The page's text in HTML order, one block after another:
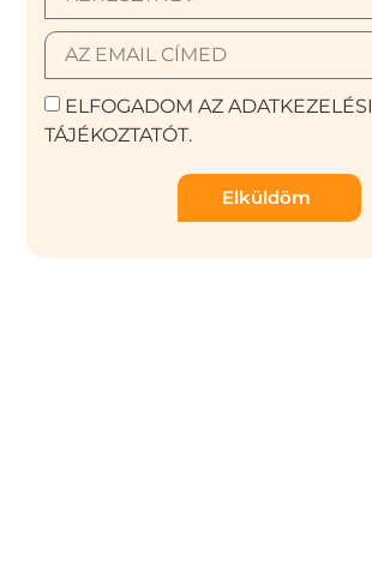
ELFOGADOM AZ ADATKEZELÉSI
TÁJÉKOZTATÓT.
Elküldöm